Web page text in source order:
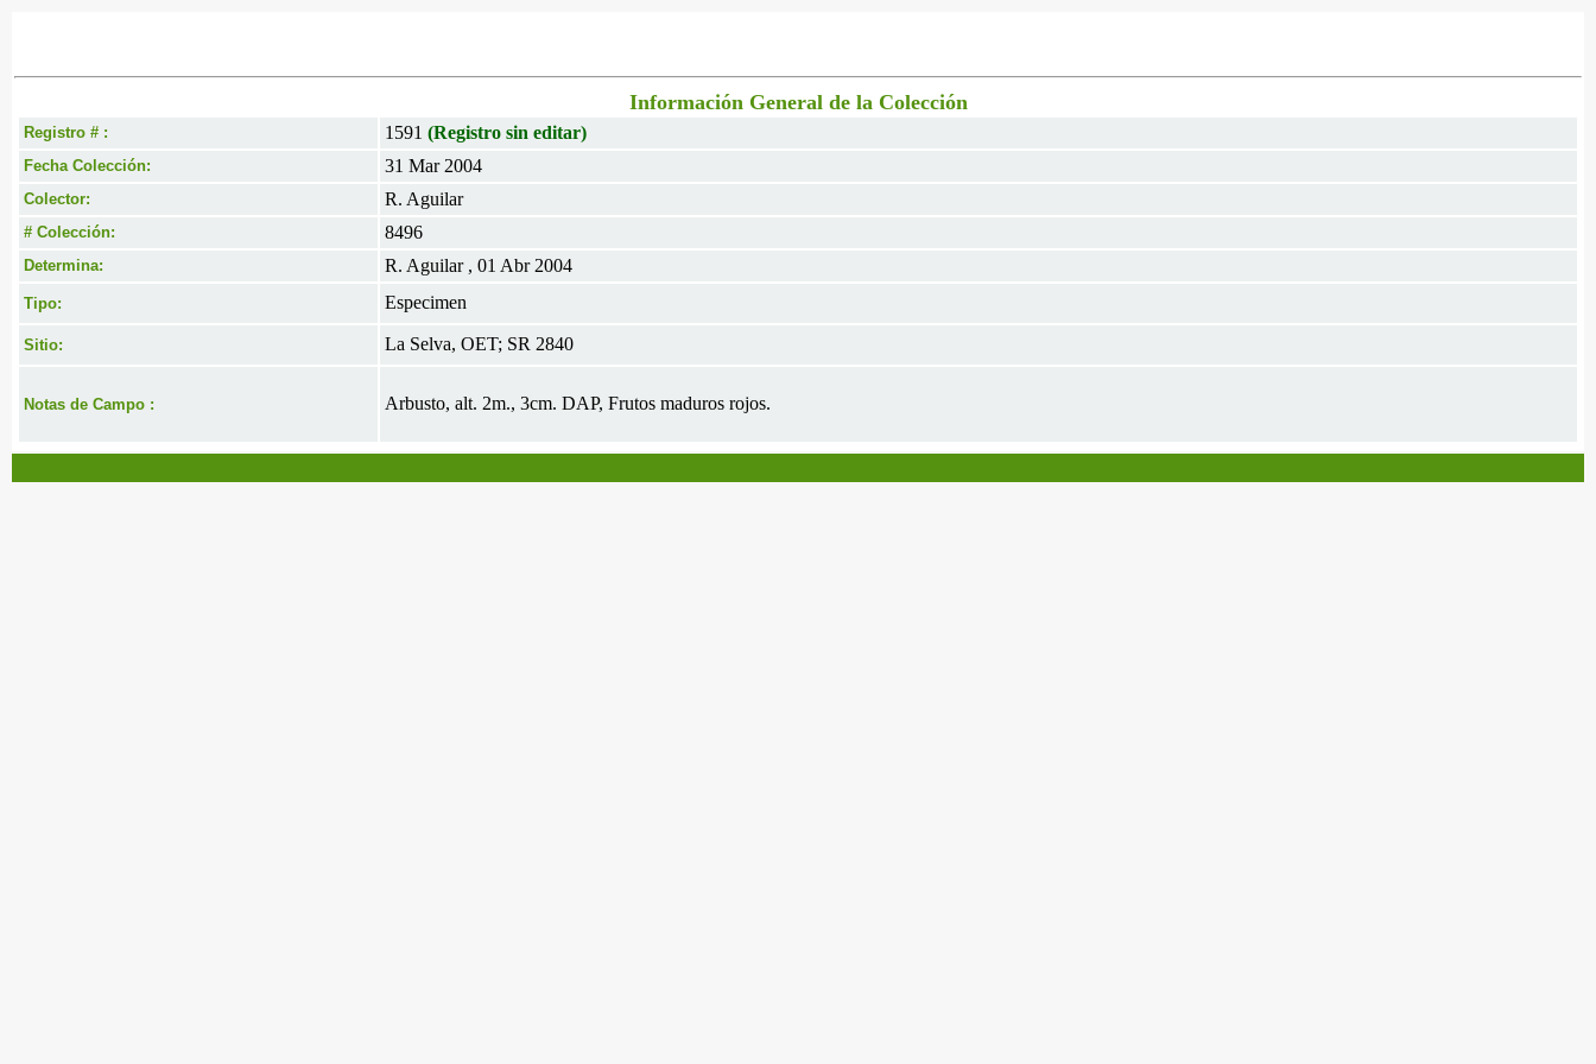
Información General de la Colección
Registro # : 1591 (Registro sin editar)
Fecha Colección: 31 Mar 2004
Colector: R. Aguilar
# Colección: 8496
Determina: R. Aguilar , 01 Abr 2004
Tipo: Especimen
Sitio: La Selva, OET; SR 2840
Notas de Campo : Arbusto, alt. 2m., 3cm. DAP, Frutos maduros rojos.